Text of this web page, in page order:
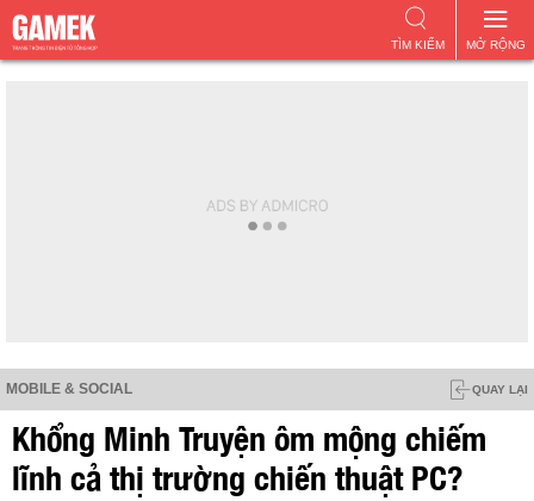
MỞ RỘNG
TÌM KIẾM
MOBILE & SOCIAL QUAY LẠI
Khổng Minh Truyện ôm mộng chiếm
lĩnh cả thị trường chiến thuật PC?